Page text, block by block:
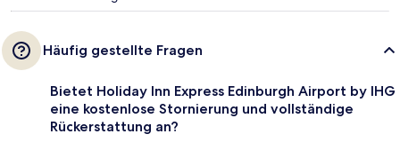
Häufig gestellte Fragen
Bietet Holiday Inn Express Edinburgh Airport by IHG
eine kostenlose Stornierung und vollständige
Rückerstattung an?